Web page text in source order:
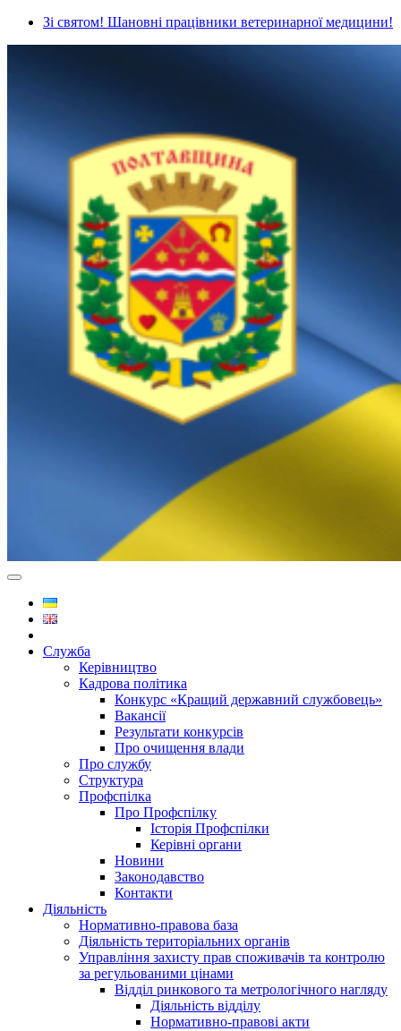
Зі святом! Шановні працівники ветеринарної медицини!
Служба
Керівництво
Кадрова політика
Конкурс «Кращий державний службовець»
Вакансії
Результати конкурсів
Про очищення влади
Про службу
Структура
Профспілка
Про Профспілку
Історія Профспілки
Керівні органи
Новини
Законодавство
Контакти
Діяльність
Нормативно-правова база
Діяльність територіальних органів
Управління захисту прав споживачів та контролю
за регульованими цінами
Відділ ринкового та метрологічного нагляду
Діяльність відділу
Нормативно-правові акти